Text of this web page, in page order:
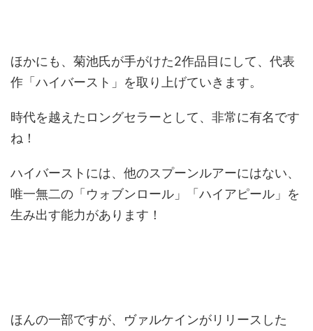
ほかにも、菊池氏が手がけた2作品目にして、代表
作「ハイバースト」を取り上げていきます。
時代を越えたロングセラーとして、非常に有名です
ね！
ハイバーストには、他のスプーンルアーにはない、
唯一無二の「ウォブンロール」「ハイアピール」を
生み出す能力があります！
ほんの一部ですが、ヴァルケインがリリースした